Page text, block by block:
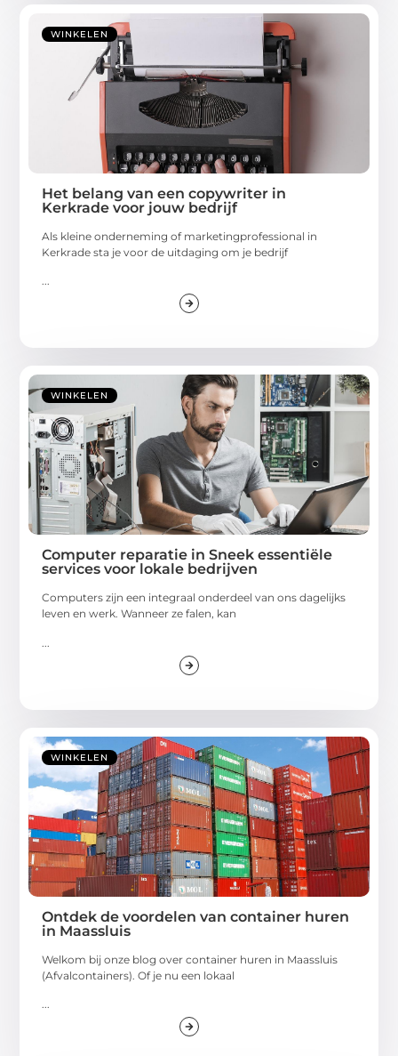
WINKELEN
Het belang van een copywriter in
Kerkrade voor jouw bedrijf
Als kleine onderneming of marketingprofessional in
Kerkrade sta je voor de uitdaging om je bedrijf
...
WINKELEN
Computer reparatie in Sneek essentiële
services voor lokale bedrijven
Computers zijn een integraal onderdeel van ons dagelijks
leven en werk. Wanneer ze falen, kan
WINKELEN
Ontdek de voordelen van container huren
in Maassluis
Welkom bij onze blog over container huren in Maassluis
(Afvalcontainers). Of je nu een lokaal
...